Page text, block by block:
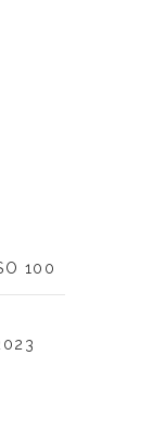
100